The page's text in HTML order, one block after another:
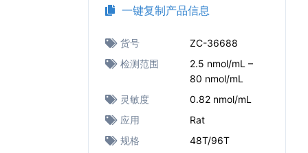
一键复制产品信息
货号
ZC-36688
检测范围
2.5 nmol/mL –
80 nmol/mL
灵敏度
0.82 nmol/mL
应用
Rat
规格
48T/96T